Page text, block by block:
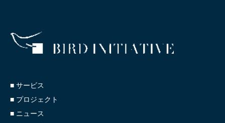
■ サービス
■ プロジェクト
■ ニュース